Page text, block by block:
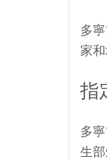
多
家
指
多
生